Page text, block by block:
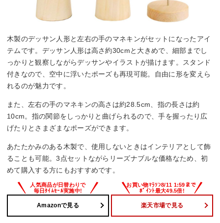
木製のデッサン人形と左右の手のマネキンがセットになったアイ
テムです。デッサン人形は高さ約30cmと大きめで、細部までし
っかりと観察しながらデッサンやイラストが描けます。スタンド
付きなので、空中に浮いたポーズも再現可能。自由に形を変えら
れるのが魅力です。
また、左右の手のマネキンの高さは約28.5cm、指の長さは約
10cm。指の関節をしっかりと曲げられるので、手を握ったり広
げたりとさまざまなポーズができます。
あたたかみのある木製で、使用しないときはインテリアとして飾
ることも可能。3点セットながらリーズナブルな価格なため、初
めて購入する方にもおすすめです。
Amazonで見る 楽天市場で見る